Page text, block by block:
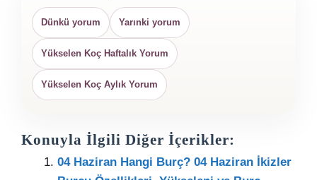
Dünkü yorum Yarınki yorum
Yükselen Koç Haftalık Yorum
Yükselen Koç Aylık Yorum
Konuyla İlgili Diğer İçerikler:
04 Haziran Hangi Burç? 04 Haziran İkizler